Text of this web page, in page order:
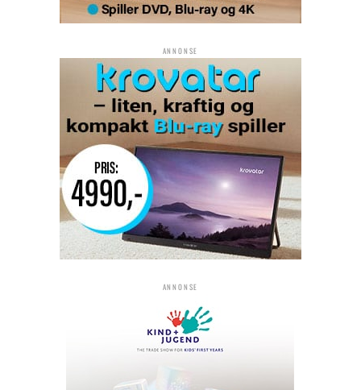
ANNONSE
ANNONSE